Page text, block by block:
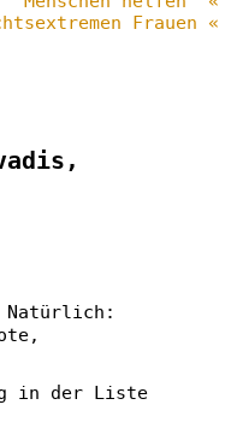
Frauen «
Natürlich:
in der Liste